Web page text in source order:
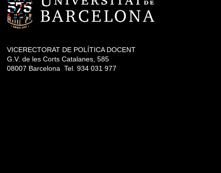
VICERECTORAT DE POLÍTICA DOCENT
G.V. de les Corts Catalanes, 585
08007 Barcelona Tel. 934 031 977